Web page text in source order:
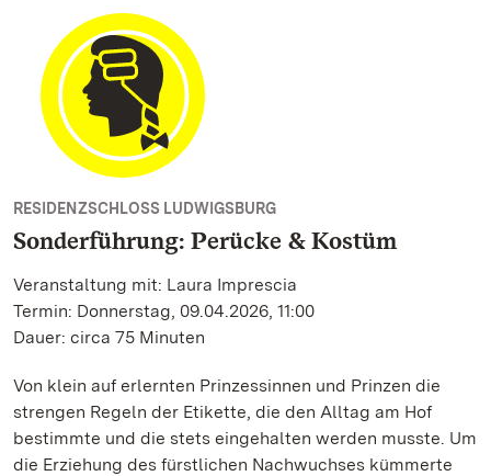
RESIDENZSCHLOSS LUDWIGSBURG
Sonderführung: Perücke & Kostüm
Veranstaltung mit: Laura Imprescia
Termin: Donnerstag, 09.04.2026, 11:00
Dauer: circa 75 Minuten
Von klein auf erlernten Prinzessinnen und Prinzen die
strengen Regeln der Etikette, die den Alltag am Hof
bestimmte und die stets eingehalten werden musste. Um
die Erziehung des fürstlichen Nachwuchses kümmerte